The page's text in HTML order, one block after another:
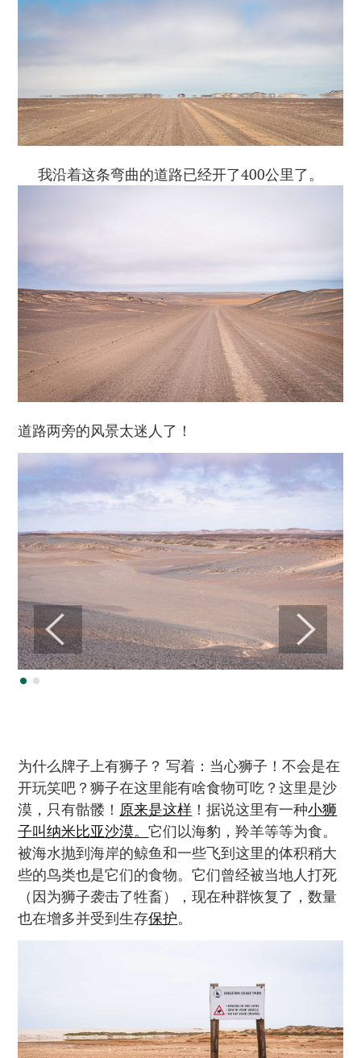
我沿着这条弯曲的道路已经开了400公里了。
道路两旁的风景太迷人了！
为什么牌子上有狮子？ 写着：当心狮子！不会是在
开玩笑吧？狮子在这里能有啥食物可吃？这里是沙
漠，只有骷髅！ 原来是这样 ！据说这里有一种小狮
子叫纳米比亚沙漠。它们以海豹，羚羊等等为食。
被海水抛到海岸的鲸鱼和一些飞到这里的体积稍大
些的鸟类也是它们的食物。它们曾经被当地人打死
（因为狮子袭击了牲畜），现在种群恢复了，数量
也在增多并受到生存保护。